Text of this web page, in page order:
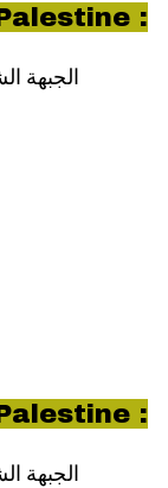
:
الجبهة
:
الجبهة